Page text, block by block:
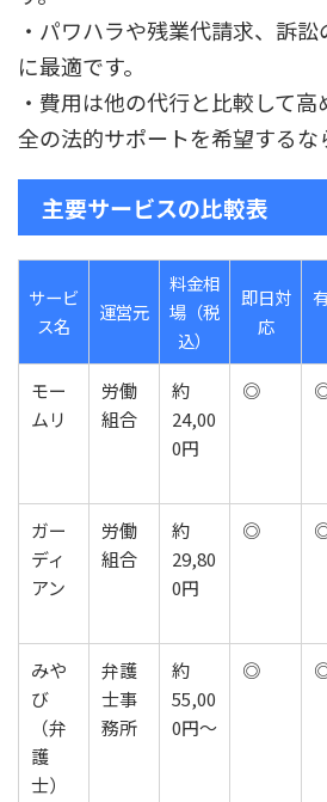
・パワハラや残業代請求、訴
に最適です。
・費用は他の代行と比較して
全の法的サポートを希望するな
主要サービスの比較表
サービ
ス名
運営元
料金相
場（税
込）
即日対
応
モー
ムリ
労働
組合
約
24,00
0円
◎
ガー
ディ
アン
労働
組合
約
29,80
0円
◎
みや
び
（弁
護
士）
弁護
士事
務所
約
55,00
0円〜
◎